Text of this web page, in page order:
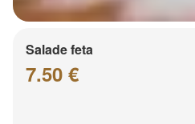
Salade feta
7.50 €